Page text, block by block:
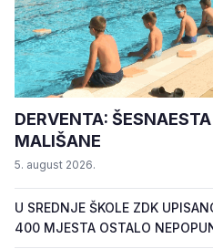
DERVENTA:
MALIŠANE
5. august 2026.
U SREDNJE ŠKOLE ZDK
400 MJESTA OSTALO